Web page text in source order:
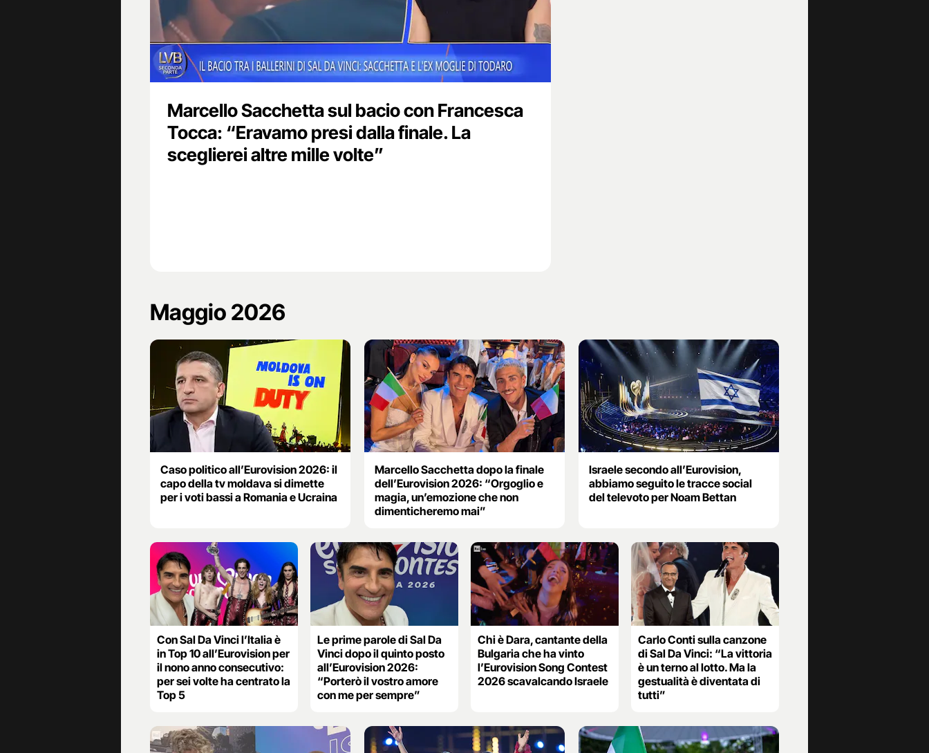
Marcello Sacchetta sul bacio con Francesca
Tocca: “Eravamo presi dalla finale. La
sceglierei altre mille volte”
Maggio 2026
Caso politico all’Eurovision 2026: il
capo della tv moldava si dimette
per i voti bassi a Romania e Ucraina
Marcello Sacchetta dopo la finale
dell’Eurovision 2026: “Orgoglio e
magia, un’emozione che non
dimenticheremo mai”
Israele secondo all’Eurovision,
abbiamo seguito le tracce social
del televoto per Noam Bettan
Con Sal Da Vinci l’Italia è
in Top 10 all’Eurovision per
il nono anno consecutivo:
per sei volte ha centrato la
Top 5
Le prime parole di Sal Da
Vinci dopo il quinto posto
all’Eurovision 2026:
“Porterò il vostro amore
con me per sempre”
Chi è Dara, cantante della
Bulgaria che ha vinto
l’Eurovision Song Contest
2026 scavalcando Israele
Carlo Conti sulla canzone
di Sal Da Vinci: “La vittoria
è un terno al lotto. Ma la
gestualità è diventata di
tutti”